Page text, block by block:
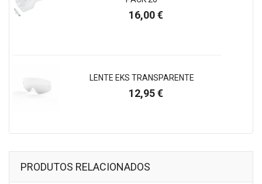
Preço
16,00 €
LENTE EKS TRANSPARENTE
Preço
12,95 €
PRODUTOS RELACIONADOS